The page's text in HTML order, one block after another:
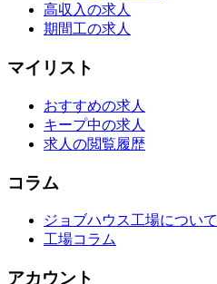
高収入の求人
期間工の求人
マイリスト
おすすめの求人
キープ中の求人
求人の閲覧履歴
コラム
ジョブハウス工場について
工場コラム
アカウント